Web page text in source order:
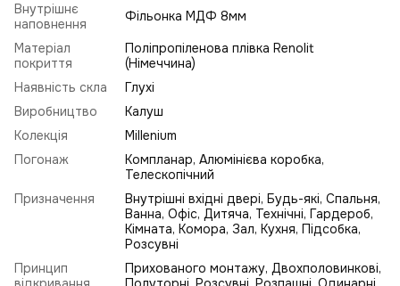
Внутрішнє
наповнення
Фільонка МДФ 8мм
Матеріал
покриття
Поліпропіленова плівка Renolit
(Німеччина)
Наявність скла
Глухі
Виробництво
Калуш
Колекція
Millenium
Погонаж
Компланар, Алюмінієва коробка,
Телескопічний
Призначення
Внутрішні вхідні двері, Будь-які, Спальня,
Ванна, Офіс, Дитяча, Технічні, Гардероб,
Кімната, Комора, Зал, Кухня, Підсобка,
Розсувні
Принцип
Прихованого монтажу, Двохполовинкові,